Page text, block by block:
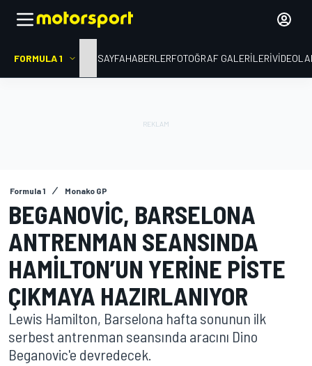
FORMULA 1 ANA SAYFAHABERLERFOTOĞRAF GALERILERI
Formula 1 Monako GP
BEGANOVIC, BARSELONA
ANTRENMAN SEANSINDA
HAMILTON’UN YERINE PISTE
ÇIKMAYA HAZIRLANIYOR
Lewis Hamilton, Barselona hafta sonunun ilk
serbest antrenman seansında aracını Dino
Beganovic'e devredecek.